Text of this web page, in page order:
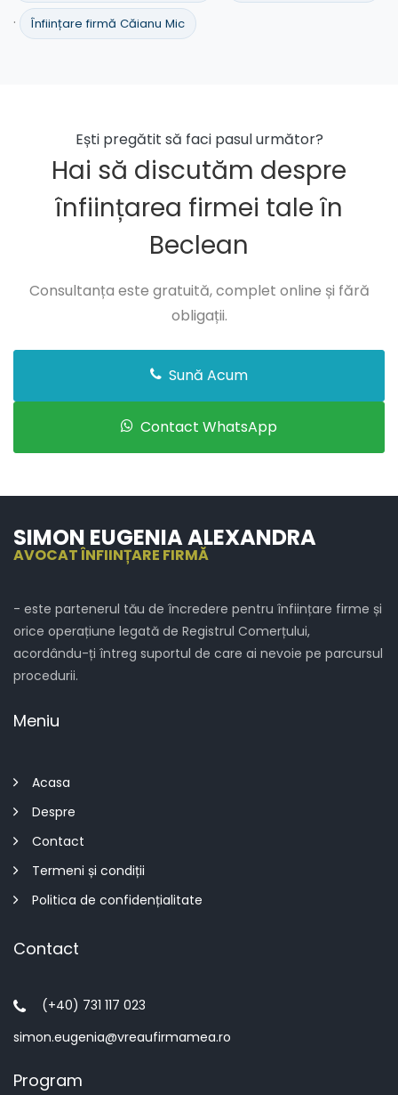
· Înființare firmă Căianu Mic
Ești pregătit să faci pasul următor?
Hai să discutăm despre
înființarea firmei tale în
Beclean
Consultanța este gratuită, complet online și fără
obligații.
Sună Acum
Contact WhatsApp
SIMON EUGENIA ALEXANDRA
AVOCAT ÎNFIINȚARE FIRMĂ
- este partenerul tău de încredere pentru înființare firme și
orice operațiune legată de Registrul Comerțului,
acordându-ți întreg suportul de care ai nevoie pe parcursul
procedurii.
Meniu
Acasa
Despre
Contact
Termeni și condiții
Politica de confidențialitate
Contact
(+40) 731 117 023
simon.eugenia@vreaufirmamea.ro
Program